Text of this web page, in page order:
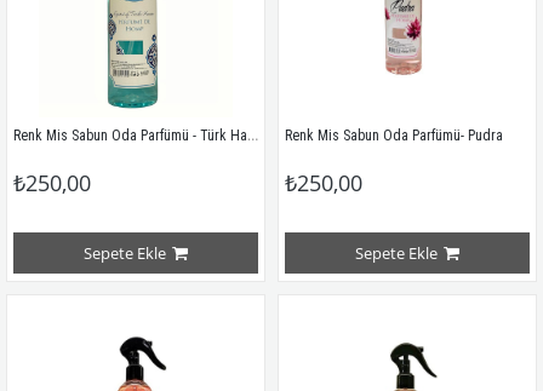
Renk Mis Sabun Oda Parfümü - Türk Hamam Kokusu
₺250,00
Sepete Ekle
Renk Mis Sabun Oda Parfümü- Pudra
₺250,00
Sepete Ekle